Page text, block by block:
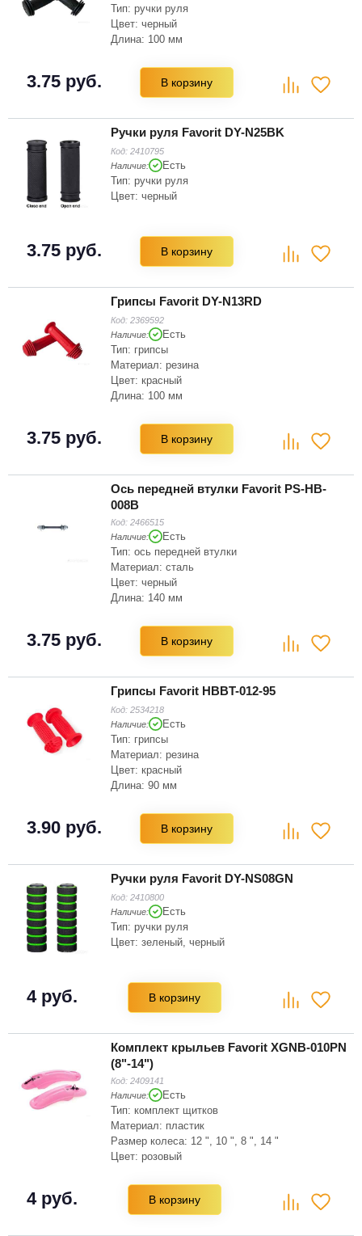
Тип: ручки руля
Цвет: черный
Длина: 100 мм
3.75 руб. В корзину
Ручки руля Favorit DY-N25BK
Код: 2410795
Наличие:
Есть
Тип: ручки руля
Цвет: черный
3.75 руб. В корзину
Грипсы Favorit DY-N13RD
Код: 2369592
Наличие:
Есть
Тип: грипсы
Материал: резина
Цвет: красный
Длина: 100 мм
3.75 руб. В корзину
Ось передней втулки Favorit PS-HB-
008B
Код: 2466515
Наличие:
Есть
Тип: ось передней втулки
Материал: сталь
Цвет: черный
Длина: 140 мм
3.75 руб. В корзину
Грипсы Favorit HBBT-012-95
Код: 2534218
Наличие:
Есть
Тип: грипсы
Материал: резина
Цвет: красный
Длина: 90 мм
3.90 руб. В корзину
Ручки руля Favorit DY-NS08GN
Код: 2410800
Наличие:
Есть
Тип: ручки руля
Цвет: зеленый, черный
4 руб. В корзину
Комплект крыльев Favorit XGNB-010PN
(8"-14")
Код: 2409141
Наличие:
Есть
Тип: комплект щитков
Материал: пластик
Размер колеса: 12 ", 10 ", 8 ", 14 "
Цвет: розовый
4 руб. В корзину